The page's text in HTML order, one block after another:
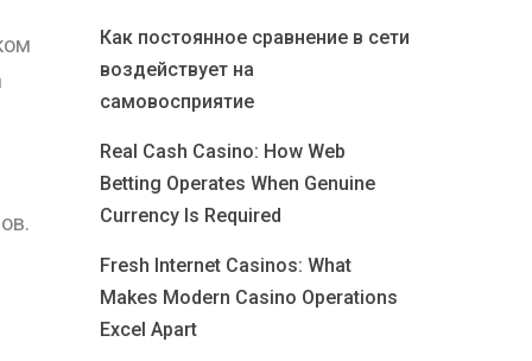
Как постоянное сравнение в сети
воздействует на
самовосприятие
Real Cash Casino: How Web
Betting Operates When Genuine
Currency Is Required
Fresh Internet Casinos: What
Makes Modern Casino Operations
Excel Apart